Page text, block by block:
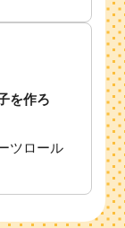
を作ろ
ツロール